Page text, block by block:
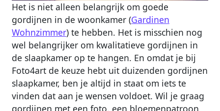
Het is niet alleen belangrijk om goede
gordijnen in de woonkamer (Gardinen
Wohnzimmer) te hebben. Het is misschien nog
wel belangrijker om kwalitatieve gordijnen in
de slaapkamer op te hangen. En omdat je bij
Foto4art de keuze hebt uit duizenden gordijnen
slaapkamer, ben je altijd in staat om iets te
vinden dat aan je wensen voldoet. Wil je graag
gordijnen met een foto, een bloemenpatroon